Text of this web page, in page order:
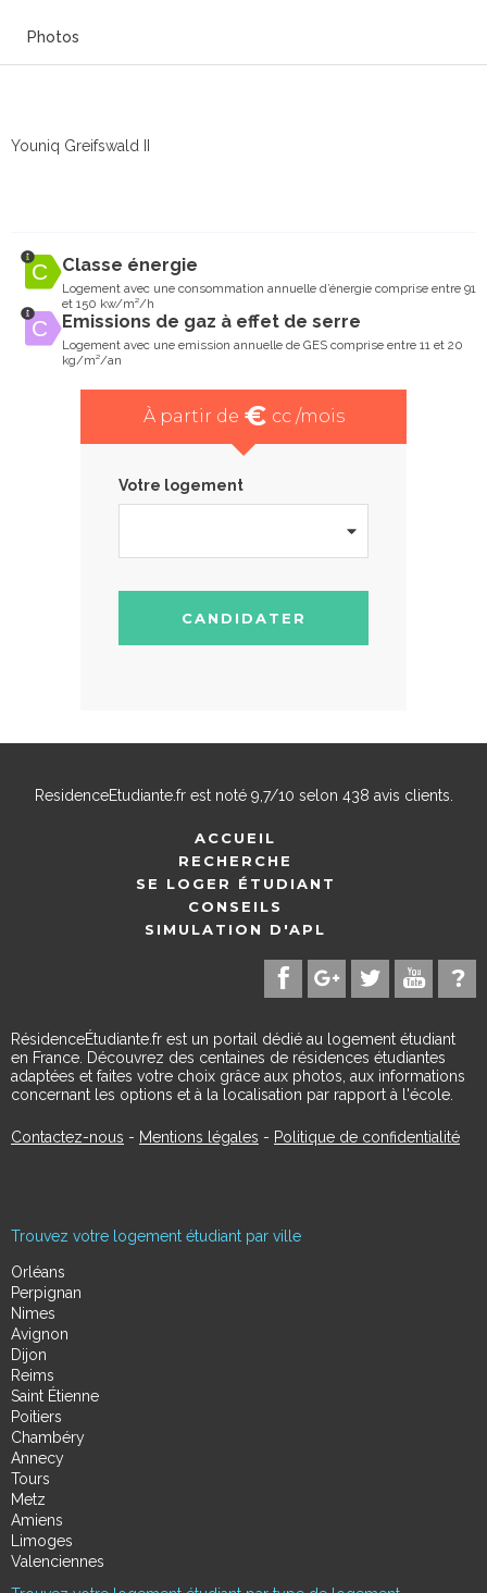
Photos
Youniq Greifswald II
Classe énergie
Logement avec une consommation annuelle d’énergie comprise entre 91
et 150 kw/m²/h
Emissions de gaz à effet de serre
Logement avec une emission annuelle de GES comprise entre 11 et 20
kg/m²/an
À partir de € cc /mois
Votre logement
CANDIDATER
ResidenceEtudiante.frest noté 9,7/10 selon 438 avis clients.
ACCUEIL
RECHERCHE
SE LOGER ÉTUDIANT
CONSEILS
SIMULATION D'APL
RésidenceÉtudiante.fr est un portail dédié au logement étudiant
en France. Découvrez des centaines de résidences étudiantes
adaptées et faites votre choix grâce aux photos, aux informations
concernant les options et à la localisation par rapport à l'école.
Contactez-nous - Mentions légales - Politique de confidentialité
Trouvez votre logement étudiant par ville
Orléans
Perpignan
Nimes
Avignon
Dijon
Reims
Saint Étienne
Poitiers
Chambéry
Annecy
Tours
Metz
Amiens
Limoges
Valenciennes